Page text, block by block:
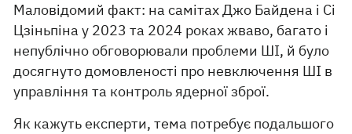
Маловідомий факт: на самітах Джо Байдена і Сі
Цзіньпіна у 2023 та 2024 роках жваво, багато і
непублічно обговорювали проблеми ШІ, й було
досягнуто домовленості про невключення ШІ в
управління та контроль ядерної зброї.
Як кажуть експерти, тема потребує подальшого